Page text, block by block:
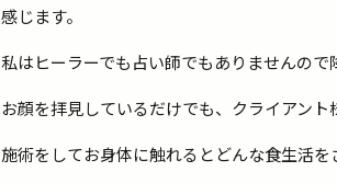
感じます。
私はヒーラーでも占い師でもありませんの
お顔を拝見しているだけでも、クライアン
施術をしてお身体に触れるとどんな食生活